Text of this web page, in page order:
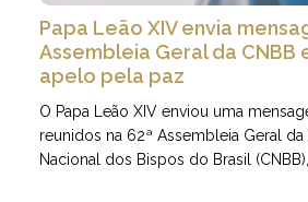
Papa Leão XIV envia
Assembleia Geral da CNBB
apelo pela paz
O Papa Leão XIV enviou uma
reunidos na 62ª Assembleia Geral da
Nacional dos Bispos do Brasil (CNBB),